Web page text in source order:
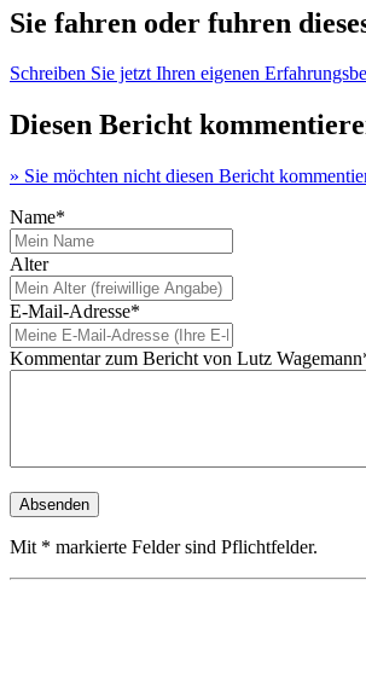
Sie fahren oder fuhren
Schreiben Sie jetzt Ihren eigenen
Diesen Bericht
» Sie möchten nicht diesen Bericht
Name*
Alter
E-Mail-Adresse*
Kommentar zum Bericht von Lutz
Mit * markierte Felder sind Pflichtfelder.